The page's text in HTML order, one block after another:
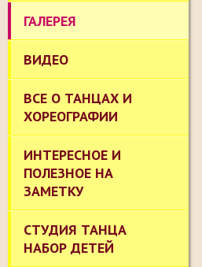
ГАЛЕРЕЯ
ВИДЕО
ВСЕ О ТАНЦАХ И
ХОРЕОГРАФИИ
ИНТЕРЕСНОЕ И
ПОЛЕЗНОЕ НА
ЗАМЕТКУ
СТУДИЯ ТАНЦА
НАБОР ДЕТЕЙ